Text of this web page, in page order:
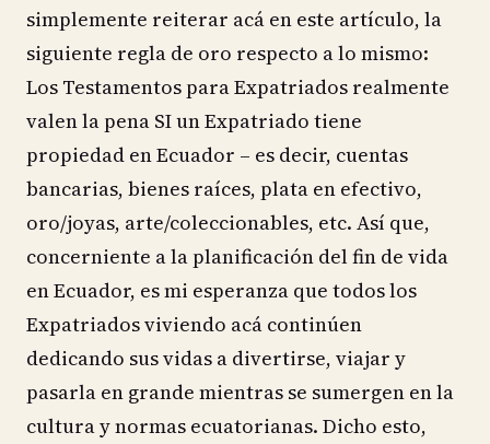
simplemente reiterar acá en este artículo, la
siguiente regla de oro respecto a lo mismo:
Los Testamentos para Expatriados realmente
valen la pena SI un Expatriado tiene
propiedad en Ecuador – es decir, cuentas
bancarias, bienes raíces, plata en efectivo,
oro/joyas, arte/coleccionables, etc. Así que,
concerniente a la planificación del fin de vida
en Ecuador, es mi esperanza que todos los
Expatriados viviendo acá continúen
dedicando sus vidas a divertirse, viajar y
pasarla en grande mientras se sumergen en la
cultura y normas ecuatorianas. Dicho esto,